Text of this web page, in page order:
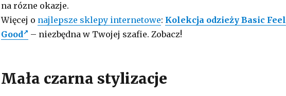
na rózne okazje.
Więcej o najlepsze sklepy internetowe: Kolekcja odzieży Basic Feel
Good
– niezbędna w Twojej szafie. Zobacz!
Mała czarna stylizacje